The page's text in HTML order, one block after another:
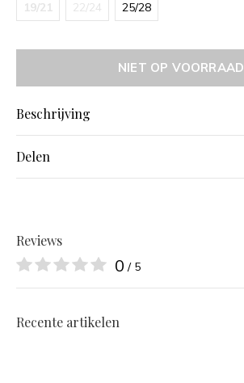
19/21 22/24 25/28
NIET OP VOORRAAD
Beschrijving
Delen
Reviews
0 / 5
Recente artikelen